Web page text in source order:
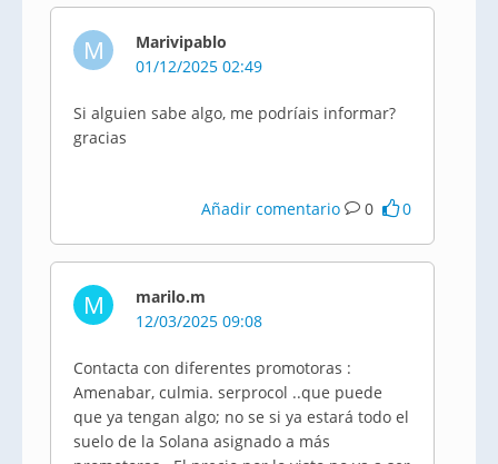
M
Marivipablo
01/12/2025 02:49
Si alguien sabe algo, me podríais informar?
gracias
Añadir comentario 0 0
M
marilo.m
12/03/2025 09:08
Contacta con diferentes promotoras :
Amenabar, culmia. serprocol ..que puede
que ya tengan algo; no se si ya estará todo el
suelo de la Solana asignado a más